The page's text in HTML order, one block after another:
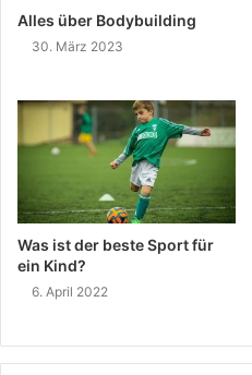
Alles über Bodybuilding
30. März 2023
Was ist der beste Sport für
ein Kind?
6. April 2022